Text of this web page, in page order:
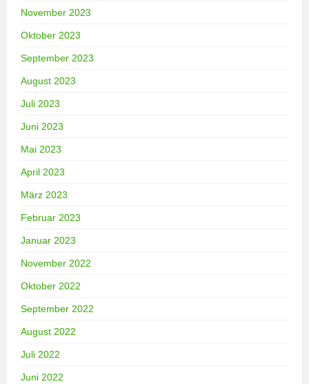
November 2023
Oktober 2023
September 2023
August 2023
Juli 2023
Juni 2023
Mai 2023
April 2023
März 2023
Februar 2023
Januar 2023
November 2022
Oktober 2022
September 2022
August 2022
Juli 2022
Juni 2022